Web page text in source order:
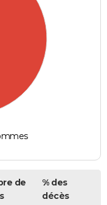
de
% des
décès